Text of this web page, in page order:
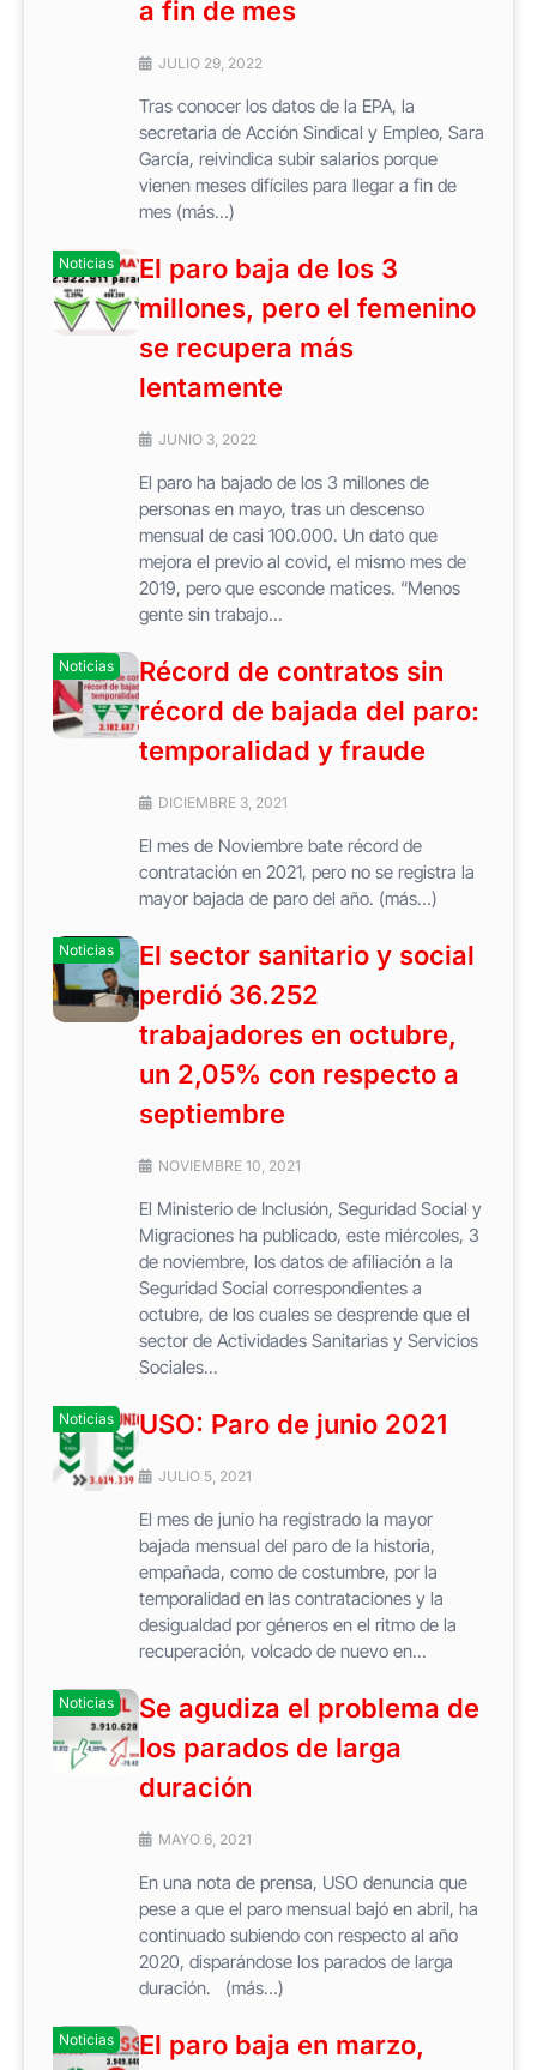
a fin de mes
JULIO 29, 2022
Tras conocer los datos de la EPA, la
secretaria de Acción Sindical y Empleo, Sara
García, reivindica subir salarios porque
vienen meses difíciles para llegar a fin de
mes (más…)
Noticias
El paro baja de los 3
millones, pero el femenino
se recupera más
lentamente
JUNIO 3, 2022
El paro ha bajado de los 3 millones de
personas en mayo, tras un descenso
mensual de casi 100.000. Un dato que
mejora el previo al covid, el mismo mes de
2019, pero que esconde matices. “Menos
gente sin trabajo...
Noticias
Récord de contratos sin
récord de bajada del paro:
temporalidad y fraude
DICIEMBRE 3, 2021
El mes de Noviembre bate récord de
contratación en 2021, pero no se registra la
mayor bajada de paro del año. (más…)
Noticias
El sector sanitario y social
perdió 36.252
trabajadores en octubre,
un 2,05% con respecto a
septiembre
NOVIEMBRE 10, 2021
El Ministerio de Inclusión, Seguridad Social y
Migraciones ha publicado, este miércoles, 3
de noviembre, los datos de afiliación a la
Seguridad Social correspondientes a
octubre, de los cuales se desprende que el
sector de Actividades Sanitarias y Servicios
Sociales...
Noticias USO: Paro de junio 2021
JULIO 5, 2021
El mes de junio ha registrado la mayor
bajada mensual del paro de la historia,
empañada, como de costumbre, por la
temporalidad en las contrataciones y la
desigualdad por géneros en el ritmo de la
recuperación, volcado de nuevo en...
Noticias
Se agudiza el problema de
los parados de larga
duración
MAYO 6, 2021
En una nota de prensa, USO denuncia que
pese a que el paro mensual bajó en abril, ha
continuado subiendo con respecto al año
2020, disparándose los parados de larga
duración. (más…)
Noticias
El paro baja en marzo,